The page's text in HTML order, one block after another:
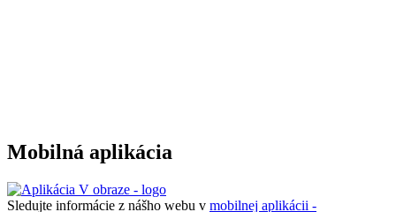
Mobilná aplikácia
Sledujte informácie z nášho webu v mobilnej aplikácii -